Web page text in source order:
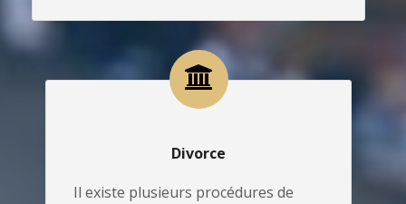
Divorce
Il existe plusieurs procédures de